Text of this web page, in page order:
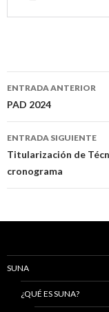
Navegación
de
entradas
ENTRADA ANTERIOR
PAD 2024
ENTRADA SIGUIENTE
Titularización de
cronograma
SUNA
¿QUÉ ES SUNA?